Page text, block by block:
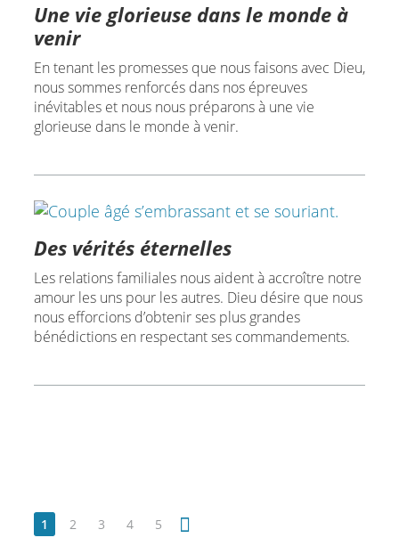
Une vie glorieuse dans le monde à
venir
En tenant les promesses que nous faisons avec Dieu,
nous sommes renforcés dans nos épreuves
inévitables et nous nous préparons à une vie
glorieuse dans le monde à venir.
Des vérités éternelles
Les relations familiales nous aident à accroître notre
amour les uns pour les autres. Dieu désire que nous
nous efforcions d’obtenir ses plus grandes
bénédictions en respectant ses commandements.
1 2 3 4 5